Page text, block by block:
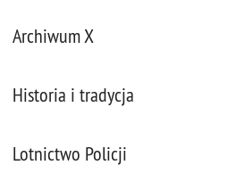
Archiwum X
Historia i tradycja
Lotnictwo Policji